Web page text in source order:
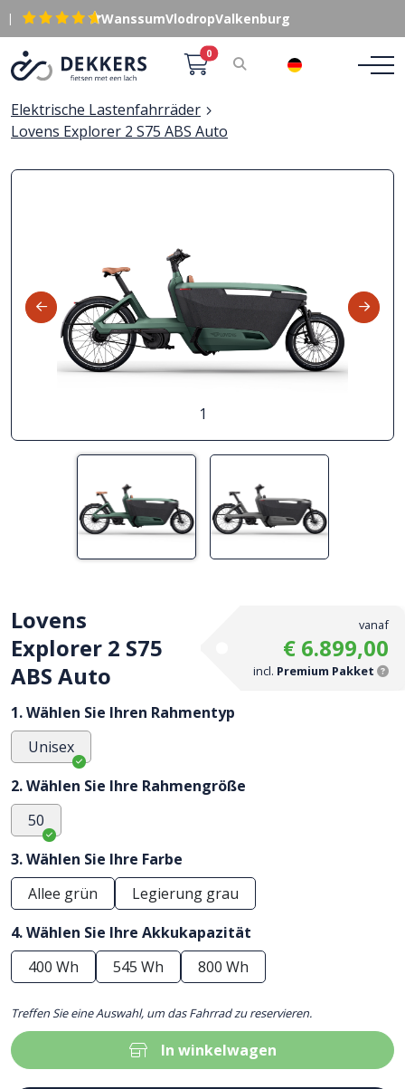
| WanssumVlodropValkenburg
0
Elektrische Lastenfahrräder
Lovens Explorer 2 S75 ABS Auto
1
Lovens
Explorer 2 S75
ABS Auto
vanaf
€ 6.899,00
incl. Premium Pakket
1. Wählen Sie Ihren Rahmentyp
Unisex
2. Wählen Sie Ihre Rahmengröße
50
3. Wählen Sie Ihre Farbe
Allee grün
Legierung grau
4. Wählen Sie Ihre Akkukapazität
400 Wh
545 Wh 800 Wh
Treffen Sie eine Auswahl, um das Fahrrad zu reservieren.
In winkelwagen